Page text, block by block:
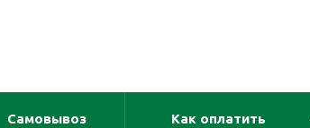
Самовывоз Как оплатить